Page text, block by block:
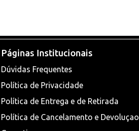
Páginas Institucionais
Dúvidas Frequentes
Política de Privacidade
Política de Entrega e de Retirada
Política de Cancelamento e Devoluçao